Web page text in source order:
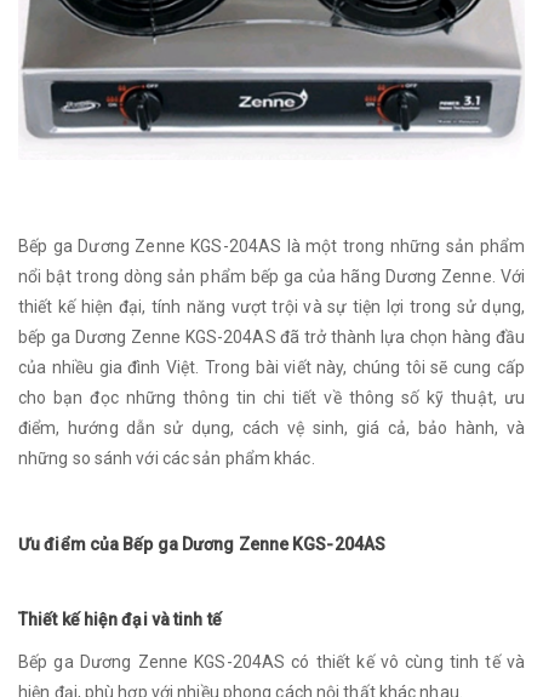
Bếp ga Dương Zenne KGS-204AS là một trong những sản phẩm
nổi bật trong dòng sản phẩm bếp ga của hãng Dương Zenne. Với
thiết kế hiện đại, tính năng vượt trội và sự tiện lợi trong sử dụng,
bếp ga Dương Zenne KGS-204AS đã trở thành lựa chọn hàng đầu
của nhiều gia đình Việt. Trong bài viết này, chúng tôi sẽ cung cấp
cho bạn đọc những thông tin chi tiết về thông số kỹ thuật, ưu
điểm, hướng dẫn sử dụng, cách vệ sinh, giá cả, bảo hành, và
những so sánh với các sản phẩm khác.
Ưu điểm của Bếp ga Dương Zenne KGS-204AS
Thiết kế hiện đại và tinh tế
Bếp ga Dương Zenne KGS-204AS có thiết kế vô cùng tinh tế và
hiện đại, phù hợp với nhiều phong cách nội thất khác nhau.